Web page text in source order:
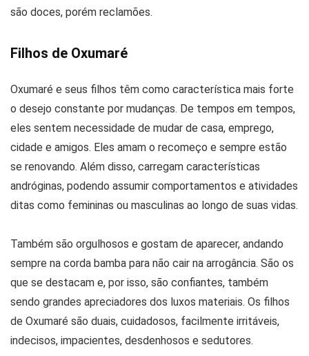
são doces, porém reclamões.
Filhos de Oxumaré
Oxumaré e seus filhos têm como característica mais forte
o desejo constante por mudanças. De tempos em tempos,
eles sentem necessidade de mudar de casa, emprego,
cidade e amigos. Eles amam o recomeço e sempre estão
se renovando. Além disso, carregam características
andróginas, podendo assumir comportamentos e atividades
ditas como femininas ou masculinas ao longo de suas vidas.
Também são orgulhosos e gostam de aparecer, andando
sempre na corda bamba para não cair na arrogância. São os
que se destacam e, por isso, são confiantes, também
sendo grandes apreciadores dos luxos materiais. Os filhos
de Oxumaré são duais, cuidadosos, facilmente irritáveis,
indecisos, impacientes, desdenhosos e sedutores.